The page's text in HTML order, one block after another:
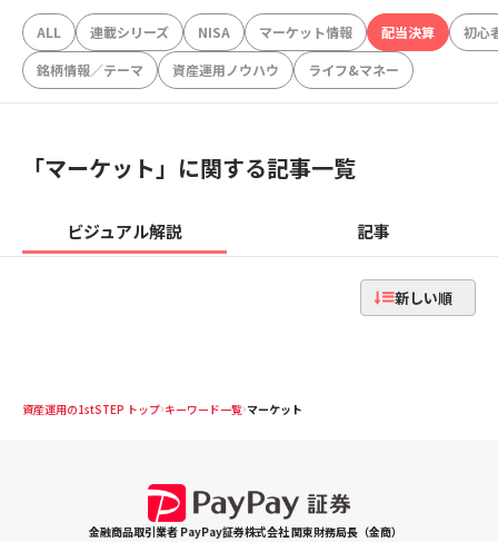
ALL 連載シリーズ NISA マーケット情報 配当決算
初心
銘柄情報／テーマ
資産運用ノウハウ ライフ&マネー
「マーケット」に関する記事一覧
ビジュアル解説 記事
新しい順
資産運用の1stSTEP トップ キーワード一覧 マーケット
金融商品取引業者 PayPay証券株式会社 関東財務局長（金商）